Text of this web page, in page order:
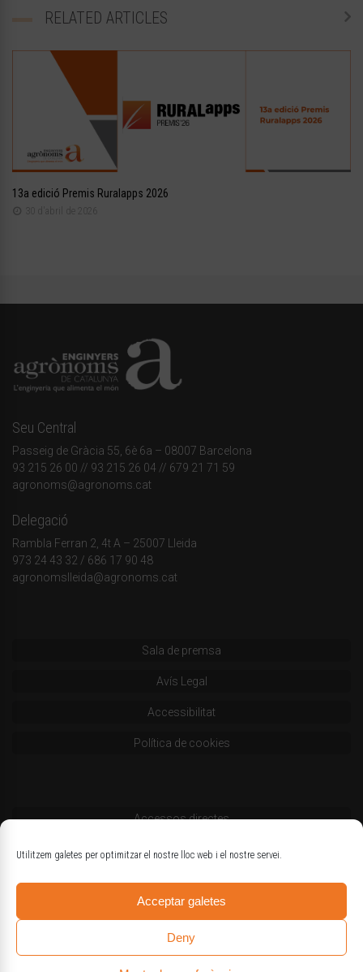
Utilitzem galetes per optimitzar el nostre lloc web i el nostre servei.
Acceptar galetes
Deny
RELATED ARTICLES
13a edició Premis Ruralapps 2026
30 d'abril de 2026
Seu Central
Passeig de Gràcia 55, 6è 6a – 08007 Barcelona
93 215 26 00 // 93 215 26 04 // 679 21 71 59
agronoms@agronoms.cat
Delegació
Rambla Ferran 2, 4t A – 25007 Lleida
973 24 43 32 / 686 17 90 48
agronomslleida@agronoms.cat
Sala de premsa
Avís Legal
Accessibilitat
Política de cookies
Accessos directes
Codi deontològic
Estatuts
Logotips oficials